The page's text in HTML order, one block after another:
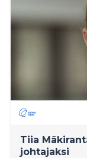
Tiia
johtajaksi